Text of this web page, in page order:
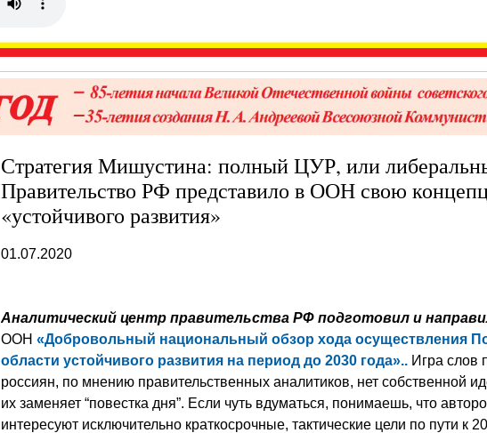
Стратегия Мишустина: полный ЦУР, или
Правительство РФ представило в ООН свою
«устойчивого развития»
01.07.2020
Аналитический центр правительства РФ подготовил и
ООН «Добровольный национальный обзор хода осуществления
области устойчивого развития на период до 2030 года».. Игра слов
россиян, по мнению правительственных аналитиков, нет собственной
их заменяет “повестка дня”. Если чуть вдуматься, понимаешь, что
интересуют исключительно краткосрочные, тактические цели по пути к